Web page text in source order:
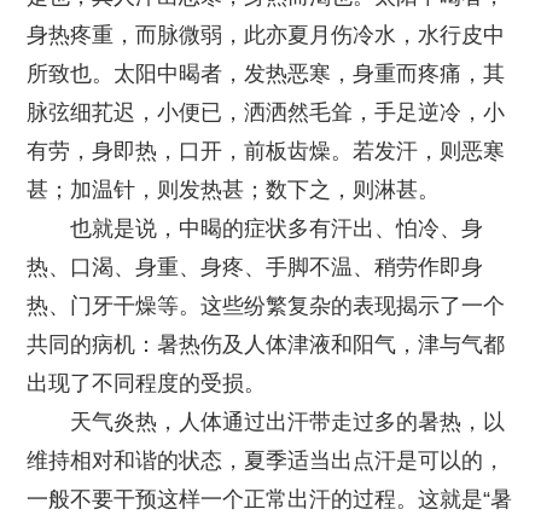
身热疼重，而脉微弱，此亦夏月伤冷水，水行皮中
所致也。太阳中暍者，发热恶寒，身重而疼痛，其
脉弦细芤迟，小便已，洒洒然毛耸，手足逆冷，小
有劳，身即热，口开，前板齿燥。若发汗，则恶寒
甚；加温针，则发热甚；数下之，则淋甚。
也就是说，中暍的症状多有汗出、怕冷、身
热、口渴、身重、身疼、手脚不温、稍劳作即身
热、门牙干燥等。这些纷繁复杂的表现揭示了一个
共同的病机：暑热伤及人体津液和阳气，津与气都
出现了不同程度的受损。
天气炎热，人体通过出汗带走过多的暑热，以
维持相对和谐的状态，夏季适当出点汗是可以的，
一般不要干预这样一个正常出汗的过程。这就是“暑